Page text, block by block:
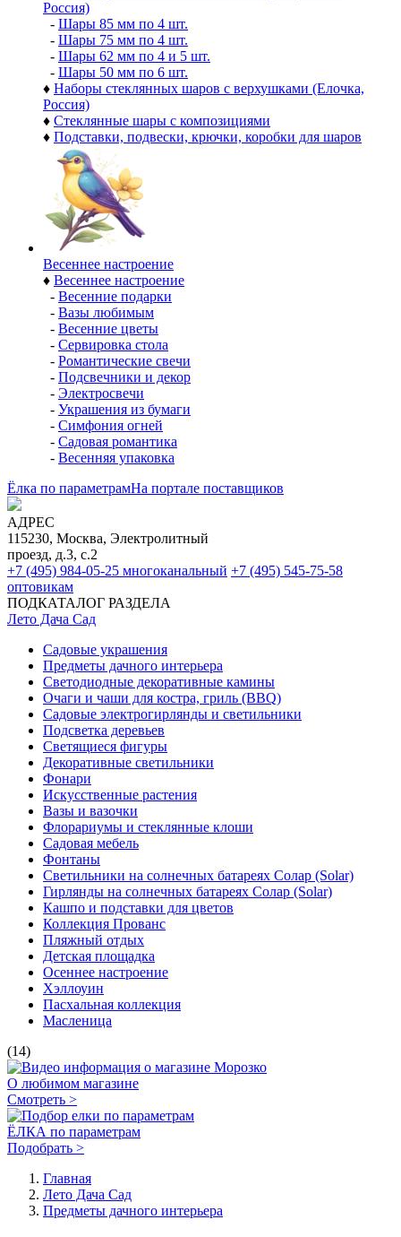
Россия)
- Шары 85 мм по 4 шт.
- Шары 75 мм по 4 шт.
- Шары 62 мм по 4 и 5 шт.
- Шары 50 мм по 6 шт.
♦ Наборы стеклянных шаров с верхушками (Елочка,
Россия)
♦ Стеклянные шары с композициями
♦ Подставки, подвески, крючки, коробки для шаров
Весеннее настроение
♦ Весеннее настроение
- Весенние подарки
- Вазы любимым
- Весенние цветы
- Сервировка стола
- Романтические свечи
- Подсвечники и декор
- Электросвечи
- Украшения из бумаги
- Симфония огней
- Садовая романтика
- Весенняя упаковка
Ёлка по параметрамНа портале поставщиков
АДРЕС
115230, Москва, Электролитный
проезд, д.3, с.2
+7 (495) 984-05-25 многоканальный +7 (495) 545-75-58
оптовикам
ПОДКАТАЛОГ РАЗДЕЛА
Лето Дача Сад
Садовые украшения
Предметы дачного интерьера
Светодиодные декоративные камины
Очаги и чаши для костра, гриль (BBQ)
Садовые электрогирлянды и светильники
Подсветка деревьев
Светящиеся фигуры
Декоративные светильники
Фонари
Искусственные растения
Вазы и вазочки
Флорариумы и стеклянные клоши
Садовая мебель
Фонтаны
Светильники на солнечных батареях Солар (Solar)
Гирлянды на солнечных батареях Солар (Solar)
Кашпо и подставки для цветов
Коллекция Прованс
Пляжный отдых
Детская площадка
Осеннее настроение
Хэллоуин
Пасхальная коллекция
Масленица
(14)
О любимом магазине
Смотреть >
ЁЛКА по параметрам
Подобрать >
Главная
Лето Дача Сад
Предметы дачного интерьера